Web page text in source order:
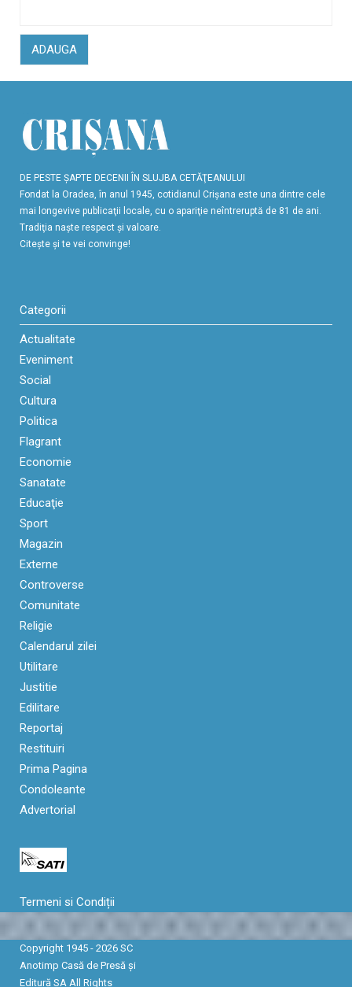
ADAUGA
DE PESTE ŞAPTE DECENII ÎN SLUJBA CETĂŢEANULUI
Fondat la Oradea, în anul 1945, cotidianul Crişana este una dintre cele
mai longevive publicaţii locale, cu o apariţie neîntreruptă de 81 de ani.
Tradiţia naşte respect şi valoare.
Citeşte şi te vei convinge!
Categorii
Actualitate
Eveniment
Social
Cultura
Politica
Flagrant
Economie
Sanatate
Educaţie
Sport
Magazin
Externe
Controverse
Comunitate
Religie
Calendarul zilei
Utilitare
Justitie
Edilitare
Reportaj
Restituiri
Prima Pagina
Condoleante
Advertorial
Termeni si Condiții
Copyright 1945 - 2026 SC
Anotimp Casă de Presă şi
Editură SA All Rights